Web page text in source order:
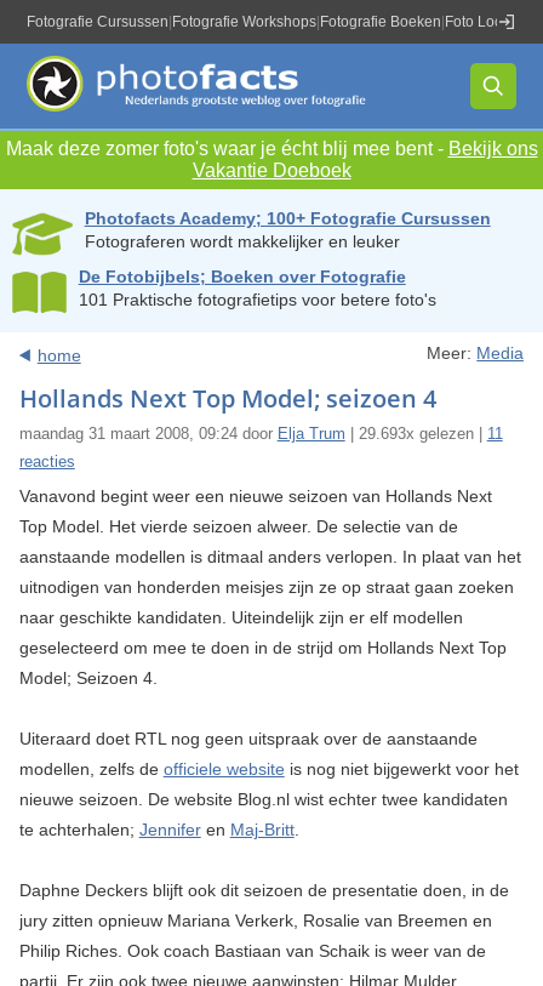
Fotografie Cursussen Fotografie Workshops Fotografie Boeken Foto Locaties
Maak deze zomer foto's waar je écht blij mee bent - Bekijk ons
Vakantie Doeboek
Photofacts Academy; 100+ Fotografie Cursussen
Fotograferen wordt makkelijker en leuker
De Fotobijbels; Boeken over Fotografie
101 Praktische fotografietips voor betere foto's
home Meer: Media
Hollands Next Top Model; seizoen 4
maandag 31 maart 2008, 09:24 door Elja Trum | 29.693x gelezen | 11
reacties
Vanavond begint weer een nieuwe seizoen van Hollands Next
Top Model. Het vierde seizoen alweer. De selectie van de
aanstaande modellen is ditmaal anders verlopen. In plaat van het
uitnodigen van honderden meisjes zijn ze op straat gaan zoeken
naar geschikte kandidaten. Uiteindelijk zijn er elf modellen
geselecteerd om mee te doen in de strijd om Hollands Next Top
Model; Seizoen 4.
Uiteraard doet RTL nog geen uitspraak over de aanstaande
modellen, zelfs de officiele website is nog niet bijgewerkt voor het
nieuwe seizoen. De website Blog.nl wist echter twee kandidaten
te achterhalen; Jenniferen Maj-Britt.
Daphne Deckers blijft ook dit seizoen de presentatie doen, in de
jury zitten opnieuw Mariana Verkerk, Rosalie van Breemen en
Philip Riches. Ook coach Bastiaan van Schaik is weer van de
partij. Er zijn ook twee nieuwe aanwinsten: Hilmar Mulder